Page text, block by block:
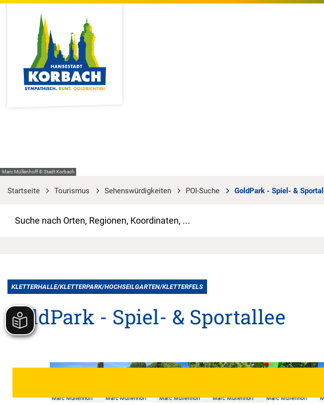
Marc Müllenhoff © Stadt Korbach
Startseite Tourismus Sehenswürdigkeiten POI-Suche GoldPark - Spiel- &
KLETTERHALLE/KLETTERPARK/HOCHSEILGARTEN/KLETTERFELS
GoldPark - Spiel- & Sportallee
Marc Müllenhoff
Marc Müllenhoff
Marc Müllenhoff
Marc Müllenhoff
Marc Müllenhoff